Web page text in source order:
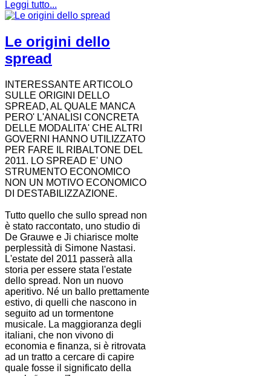
Leggi tutto...
Le origini dello
spread
INTERESSANTE ARTICOLO
SULLE ORIGINI DELLO
SPREAD, AL QUALE MANCA
PERO' L'ANALISI CONCRETA
DELLE MODALITA' CHE ALTRI
GOVERNI HANNO UTILIZZATO
PER FARE IL RIBALTONE DEL
2011. LO SPREAD E' UNO
STRUMENTO ECONOMICO
NON UN MOTIVO ECONOMICO
DI DESTABILIZZAZIONE.
Tutto quello che sullo spread non
è stato raccontato, uno studio di
De Grauwe e Ji chiarisce molte
perplessità di Simone Nastasi.
L'estate del 2011 passerà alla
storia per essere stata l'estate
dello spread. Non un nuovo
aperitivo. Né un ballo prettamente
estivo, di quelli che nascono in
seguito ad un tormentone
musicale. La maggioranza degli
italiani, che non vivono di
economia e finanza, si è ritrovata
ad un tratto a cercare di capire
quale fosse il significato della